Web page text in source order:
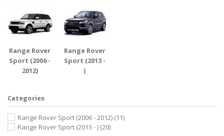
Range Rover
Sport (2006 -
2012)
Range Rover
Sport (2013 -
)
Categories
Range Rover Sport (2006 - 2012) (11)
Range Rover Sport (2013 - ) (20)